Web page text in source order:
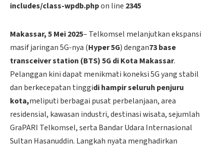
includes/class-wpdb.phpon line 2345
Makassar, 5 Mei 2025– Telkomsel melanjutkan ekspansi
masif jaringan 5G-nya (Hyper 5G) dengan73 base
transceiver station (BTS) 5G di Kota Makassar.
Pelanggan kini dapat menikmati koneksi 5G yang stabil
dan berkecepatan tinggidi hampir seluruh penjuru
kota,meliputi berbagai pusat perbelanjaan, area
residensial, kawasan industri, destinasi wisata, sejumlah
GraPARI Telkomsel, serta Bandar Udara Internasional
Sultan Hasanuddin. Langkah nyata menghadirkan